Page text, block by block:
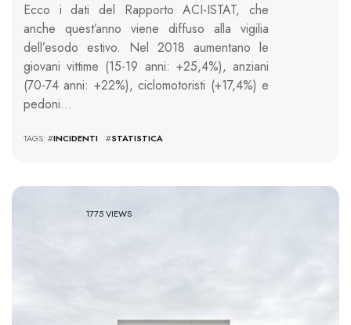
Ecco i dati del Rapporto ACI-ISTAT, che
anche quest’anno viene diffuso alla vigilia
dell’esodo estivo. Nel 2018 aumentano le
giovani vittime (15-19 anni: +25,4%), anziani
(70-74 anni: +22%), ciclomotoristi (+17,4%) e
pedoni…
TAGS: #INCIDENTI #STATISTICA
1775 VIEWS